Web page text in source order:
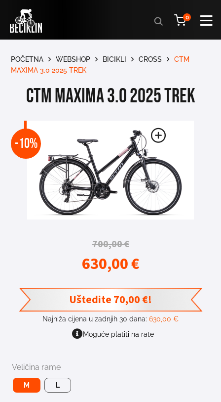
Products
search
0
POČETNA WEBSHOP BICIKLI CROSS
CTM
MAXIMA 3.0 2025 TREK
CTM MAXIMA 3.0 2025 TREK
-10%
700,00€
630,00€
Uštedite70,00€!
Najniža cijena u zadnjih 30 dana: 630,00 €
Moguće platiti na rate
Veličina rame
M L